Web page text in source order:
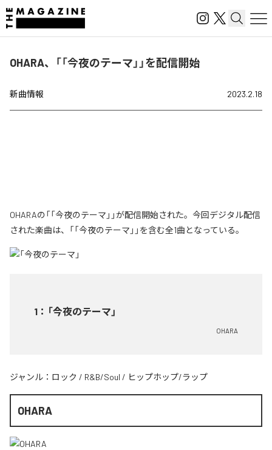
OHARA、「「今夜のテーマ」」を配信開始
新曲情報 2023.2.18
OHARAの「「今夜のテーマ」」が配信開始された。今回デジタル配信
された楽曲は、「「今夜のテーマ」」を含む全1曲となっている。
1 ： 「今夜のテーマ」
OHARA
ジャンル： ロック / R&B/Soul / ヒップホップ/ラップ
OHARA